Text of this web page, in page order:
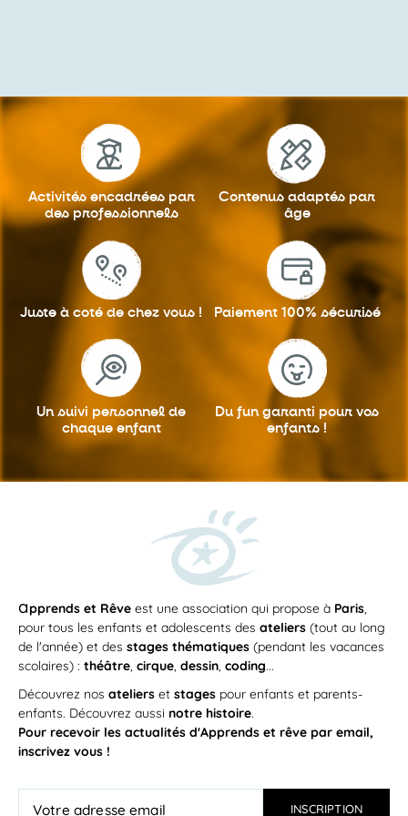
Activités encadrées par
des professionnels
Contenus adaptés par
âge
Juste à coté de chez vous ! Paiement 100% sécurisé
Un suivi personnel de
chaque enfant
Du fun garanti pour vos
enfants !
apprends et Rêve est une association qui propose à Paris,
pour tous les enfants et adolescents des ateliers (tout au long
de l'année) et des stages thématiques (pendant les vacances
scolaires) : théâtre, cirque, dessin, coding...
Découvrez nos ateliers et stages pour enfants et parents-
enfants. Découvrez aussi notre histoire.
Pour recevoir les actualités d'Apprends et rêve par email,
inscrivez vous !